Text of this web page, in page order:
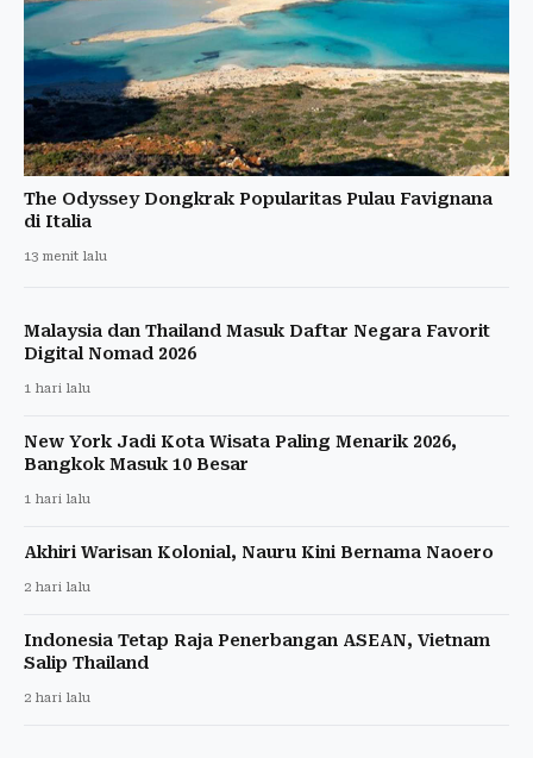
The Odyssey Dongkrak Popularitas Pulau Favignana
di Italia
13 menit lalu
Malaysia dan Thailand Masuk Daftar Negara Favorit
Digital Nomad 2026
1 hari lalu
New York Jadi Kota Wisata Paling Menarik 2026,
Bangkok Masuk 10 Besar
1 hari lalu
Akhiri Warisan Kolonial, Nauru Kini Bernama Naoero
2 hari lalu
Indonesia Tetap Raja Penerbangan ASEAN, Vietnam
Salip Thailand
2 hari lalu